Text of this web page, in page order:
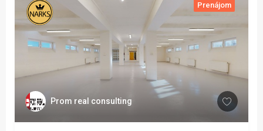
Prenájom
Prom real consulting